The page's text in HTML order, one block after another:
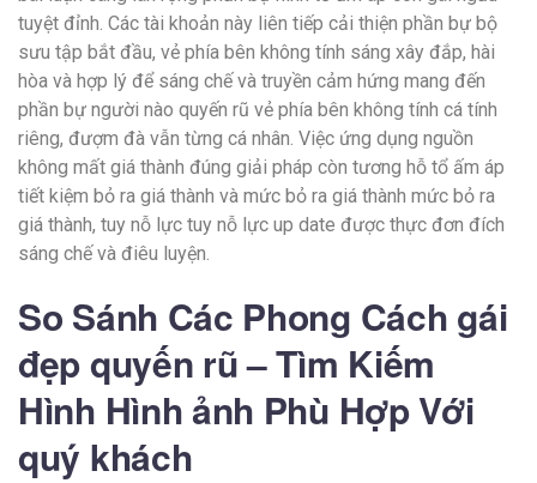
tuyệt đỉnh. Các tài khoản này liên tiếp cải thiện phần bự bộ
sưu tập bắt đầu, vẻ phía bên không tính sáng xây đắp, hài
hòa và hợp lý để sáng chế và truyền cảm hứng mang đến
phần bự người nào quyến rũ vẻ phía bên không tính cá tính
riêng, đượm đà vẫn từng cá nhân. Việc ứng dụng nguồn
không mất giá thành đúng giải pháp còn tương hỗ tổ ấm áp
tiết kiệm bỏ ra giá thành và mức bỏ ra giá thành mức bỏ ra
giá thành, tuy nỗ lực tuy nỗ lực up date được thực đơn đích
sáng chế và điêu luyện.
So Sánh Các Phong Cách gái
đẹp quyến rũ – Tìm Kiếm
Hình Hình ảnh Phù Hợp Với
quý khách